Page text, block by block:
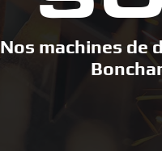
Nos machines de